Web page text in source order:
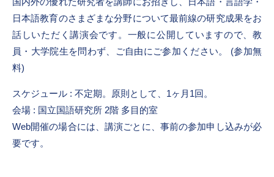
日本語教育のさまざまな分野について最前線の研究成果をお
話しいただく講演会です。一般に公開していますので、教
員・大学院生を問わず、ご自由にご参加ください。 (参加無
料)
スケジュール : 不定期。原則として、1ヶ月1回。
会場 : 国立国語研究所 2階 多目的室
Web開催の場合には、講演ごとに、事前の参加申し込みが必
要です。